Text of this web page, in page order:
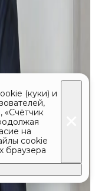
(куки) и
«Счётчик
на
cookie
браузера